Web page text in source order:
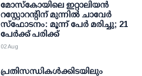
മോസ്‌കോയിലെ ഇറ്റാലിയന്‍
റസ്റ്റോറന്റിന് മുന്നില്‍ ചാവേര്‍
സ്‌ഫോടനം: മൂന്ന് പേര്‍ മരിച്ചു; 21
പേര്‍ക്ക് പരിക്ക്
02 Aug
പ്രതിസന്ധികൾക്കിടയിലും